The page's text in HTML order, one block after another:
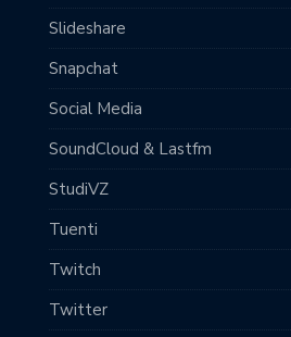
Slideshare
Snapchat
Social Media
SoundCloud & Lastfm
StudiVZ
Tuenti
Twitch
Twitter